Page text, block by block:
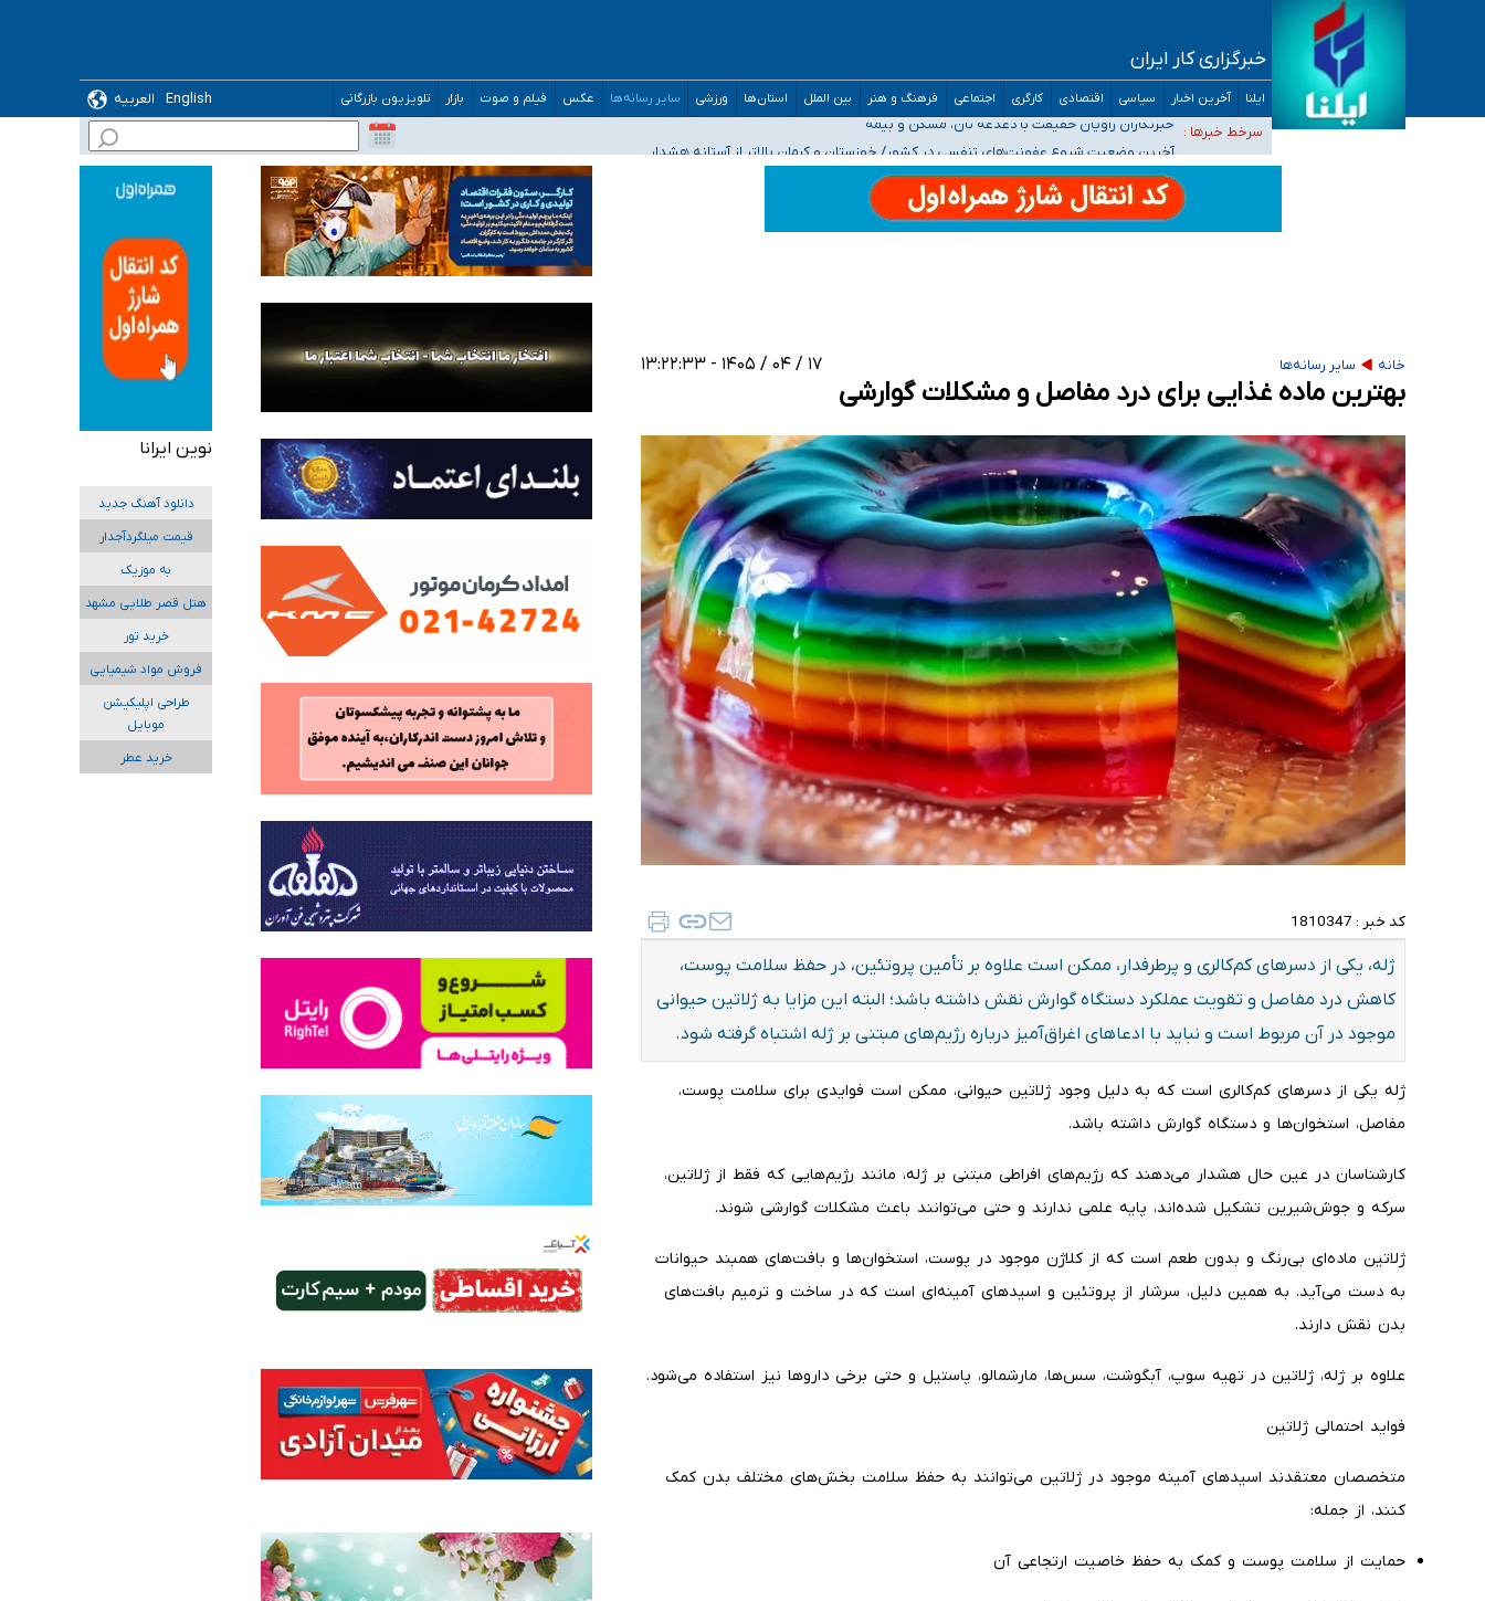
خبرگزاری کار ایران
ایلنا آخرین اخبار سیاسی اقتصادی کارگری اجتماعی فرهنگ و هنر بین الملل استان‌ها ورزشی سایر رسانه‌ها عکس فیلم و صوت بازار تلویزیون بازرگانی English
العربیه
سرخط خبرها :
تعویق آزمون ورودی دکترای تخصصی فرماندهی صحنه عملیات و دکترای تخصصی جغرافیای نظامی دافوس آجا
خبرنگاران راویان حقیقت با دغدغه نان، مسکن و بیمه
آخرین وضعیت شیوع عفونت‌های تنفسی در کشور/ خوزستان و کرمان بالاتر از آستانه هشدار
هیچ پرستاری بازداشت یا اخراج نشده است/ از رئیس جمهور خواستیم ورود کند
ثبت‌نام بخش عمده دانش‌آموزان مدارس ایرانی امارات در کشور/ درباره محصلان باقی‌مانده در دبی متناسب با شرایط جدید تصمیم‌گیری می‌شود
خانه سایر رسانه‌ها ۱۷ / ۰۴ / ۱۴۰۵ - ۱۳:۲۲:۳۳
بهترین ماده غذایی برای درد مفاصل و مشکلات گوارشی
کد خبر : 1810347
ژله، یکی از دسرهای کم‌کالری و پرطرفدار، ممکن است علاوه بر تأمین پروتئین، در حفظ سلامت پوست،
کاهش درد مفاصل و تقویت عملکرد دستگاه گوارش نقش داشته باشد؛ البته این مزایا به ژلاتین حیوانی
موجود در آن مربوط است و نباید با ادعاهای اغراق‌آمیز درباره رژیم‌های مبتنی بر ژله اشتباه گرفته شود.
ژله یکی از دسرهای کم‌کالری است که به دلیل وجود ژلاتین حیوانی، ممکن است فوایدی برای سلامت پوست،
مفاصل، استخوان‌ها و دستگاه گوارش داشته باشد.
کارشناسان در عین حال هشدار می‌دهند که رژیم‌های افراطی مبتنی بر ژله، مانند رژیم‌هایی که فقط از ژلاتین،
سرکه و جوش‌شیرین تشکیل شده‌اند، پایه علمی ندارند و حتی می‌توانند باعث مشکلات گوارشی شوند.
ژلاتین ماده‌ای بی‌رنگ و بدون طعم است که از کلاژن موجود در پوست، استخوان‌ها و بافت‌های همبند حیوانات
به دست می‌آید. به همین دلیل، سرشار از پروتئین و اسیدهای آمینه‌ای است که در ساخت و ترمیم بافت‌های
بدن نقش دارند.
علاوه بر ژله، ژلاتین در تهیه سوپ، آبگوشت، سس‌ها، مارشمالو، پاستیل و حتی برخی داروها نیز استفاده می‌شود.
فواید احتمالی ژلاتین
متخصصان معتقدند اسیدهای آمینه موجود در ژلاتین می‌توانند به حفظ سلامت بخش‌های مختلف بدن کمک
کنند، از جمله:
حمایت از سلامت پوست و کمک به حفظ خاصیت ارتجاعی آن
نوین ایرانا
دانلود آهنگ جدید
قیمت میلگردآجدار
به موزیک
هتل قصر طلایی مشهد
خرید تور
فروش مواد شیمیایی
طراحی اپلیکیشن
موبایل
خرید عطر